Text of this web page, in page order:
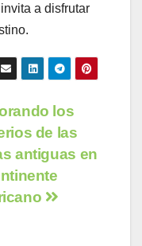
a disfrutar
los
de las
antiguas en